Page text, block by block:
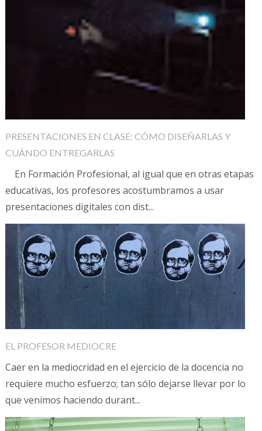
PRESENTACIONES EN CLASE: CÓMO DISEÑARLAS Y
CUÁNDO ENTREGARLAS
En Formación Profesional, al igual que en otras etapas
educativas, los profesores acostumbramos a usar
presentaciones digitales con dist...
EL PROFESOR MEDIOCRE
Caer en la mediocridad en el ejercicio de la docencia no
requiere mucho esfuerzo; tan sólo dejarse llevar por lo
que venimos haciendo durant...